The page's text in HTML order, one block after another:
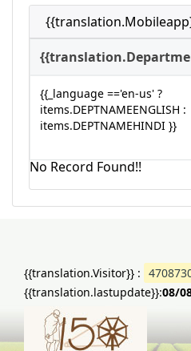
{{_language =='en-us' ?
items.DEPTNAMEENGLISH :
items.DEPTNAMEHINDI }}
No Record Found!!
{{translation.Visitor}} :
{{translation.lastupdate}}:08/